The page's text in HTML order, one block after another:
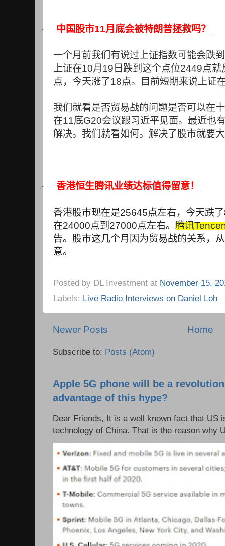
· 中国股市11月底会被特朗普拯救吗？
一个月前我们有说过上证指数可能会跌到
上证在10月 19 日跌到这个点位2449点就
点，今天涨了18点。目前短期来说上证
我们就看是否贸易战的问题是否可以在
在11底G20会议跟习近平见面。最近也
解决。我们就看如何。解决了股市就要
· 香港恒生腾讯业绩达标值得留意！
香港股市现在是25645点左右，今天跌了
在24000点到 27000点左右。 腾讯
告。股市这几个月因为贸易战的关系，
意。
Posted by DL Investment at November 15,
Labels: Live Radio Interviews on Daniel Loh
Newer Posts Home
Subscribe to: Posts (Atom)
Apple 5G phone will be a
advantage of this hype?
Dear Friends, It is a well known fact that US
technology of China. That is the reason why